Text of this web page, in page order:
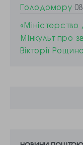
Голодомору
Мінкульт про
Вікторії